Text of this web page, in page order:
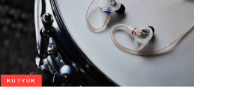
KÜTYÜK